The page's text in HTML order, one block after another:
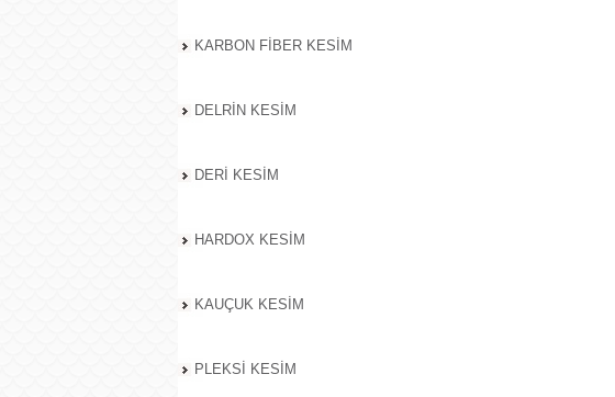
KARBON FİBER KESİM
DELRİN KESİM
DERİ KESİM
HARDOX KESİM
KAUÇUK KESİM
PLEKSİ KESİM